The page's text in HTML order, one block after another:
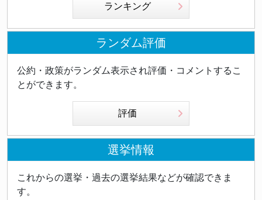
ランキング
ランダム評価
公約・政策がランダム表示され評価・コメントするこ
とができます。
評価
選挙情報
これからの選挙・過去の選挙結果などが確認できま
す。